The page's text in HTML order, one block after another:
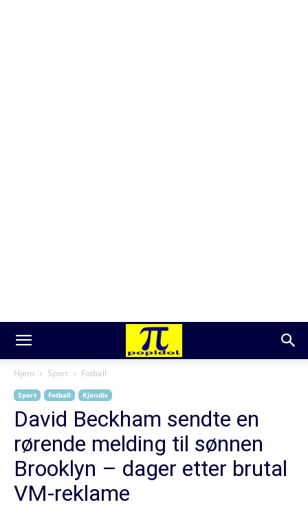
Hjem Sport Fotball
Sport Fotball Kjendis
David Beckham sendte en
rørende melding til sønnen
Brooklyn – dager etter brutal
VM-reklame